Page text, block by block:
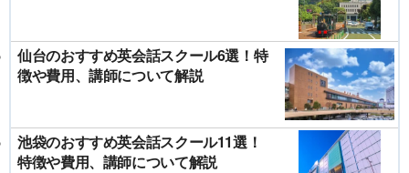
仙台のおすすめ英会話スクール6選！特
徴や費用、講師について解説
池袋のおすすめ英会話スクール11選！
特徴や費用、講師について解説